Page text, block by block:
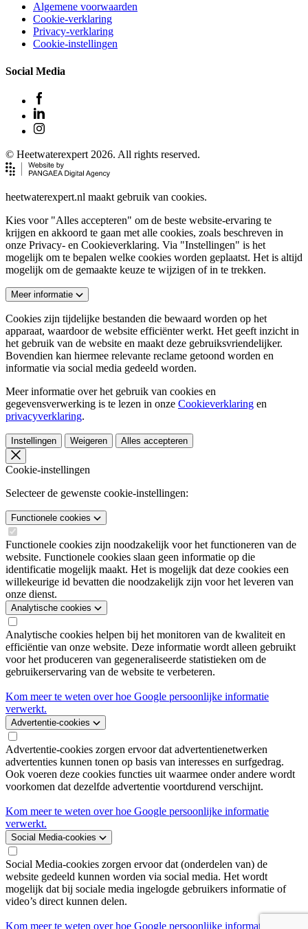
Algemene voorwaarden
Cookie-verklaring
Privacy-verklaring
Cookie-instellingen
Social Media
© Heetwaterexpert 2026. All rights reserved.
heetwaterexpert.nl maakt gebruik van cookies.
Kies voor "Alles accepteren" om de beste website-ervaring te
krijgen en akkoord te gaan met alle cookies, zoals beschreven in
onze Privacy- en Cookieverklaring. Via "Instellingen" is het
mogelijk om te bepalen welke cookies worden geplaatst. Het is altijd
mogelijk om de gemaakte keuze te wijzigen of in te trekken.
Meer informatie
Cookies zijn tijdelijke bestanden die bewaard worden op het
apparaat, waardoor de website efficiënter werkt. Het geeft inzicht in
het gebruik van de website en maakt deze gebruiksvriendelijker.
Bovendien kan hiermee relevante reclame getoond worden en
informatie via social media gedeeld worden.
Meer informatie over het gebruik van cookies en
gegevensverwerking is te lezen in onze Cookieverklaring en
privacyverklaring.
Instellingen Weigeren Alles accepteren
Cookie-instellingen
Selecteer de gewenste cookie-instellingen:
Functionele cookies
Functionele cookies zijn noodzakelijk voor het functioneren van de
website. Functionele cookies slaan geen informatie op die
identificatie mogelijk maakt. Het is mogelijk dat deze cookies een
willekeurige id bevatten die noodzakelijk zijn voor het leveren van
onze dienst.
Analytische cookies
Analytische cookies helpen bij het monitoren van de kwaliteit en
efficiëntie van onze website. Deze informatie wordt alleen gebruikt
voor het produceren van gegeneraliseerde statistieken om de
gebruikerservaring van de website te verbeteren.
Kom meer te weten over hoe Google persoonlijke informatie
verwerkt.
Advertentie-cookies
Advertentie-cookies zorgen ervoor dat advertentienetwerken
advertenties kunnen tonen op basis van interesses en surfgedrag.
Ook voeren deze cookies functies uit waarmee onder andere wordt
voorkomen dat dezelfde advertentie voortdurend verschijnt.
Kom meer te weten over hoe Google persoonlijke informatie
verwerkt.
Social Media-cookies
Social Media-cookies zorgen ervoor dat (onderdelen van) de
website gedeeld kunnen worden via social media. Het wordt
mogelijk dat bij sociale media ingelogde gebruikers informatie of
video’s direct kunnen delen.
Kom meer te weten over hoe Google persoonlijke informatie